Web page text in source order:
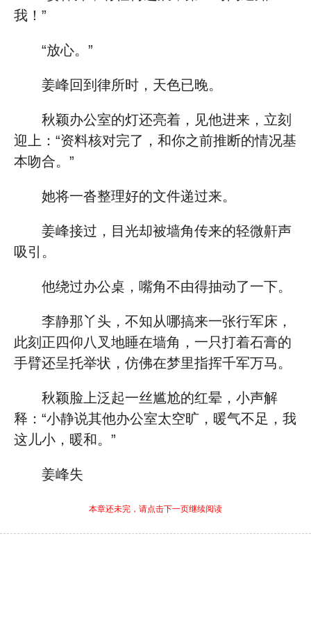
我！”
“放心。”
姜峰回到律所时，天色已晚。
秋颖办公室的灯还亮着，见他进来，立刻
迎上：“资料核对完了，和你之前推断的情况基
本吻合。”
她将一沓整理好的文件递过来。
姜峰接过，目光却被墙角传来的轻微鼾声
吸引。
他绕过办公桌，嘴角不由得抽动了一下。
李静那丫头，不知从哪搞来一张行军床，
此刻正四仰八叉地睡在墙角，一只打着石膏的
手臂还呈托举状，仿佛在梦里指挥千军万马。
秋颖脸上泛起一丝尴尬的红晕，小声解
释：“小静说其他办公室太空旷，暖气不足，我
这儿小，暖和。”
姜峰失
本章还未完，请点击下一页继续阅读